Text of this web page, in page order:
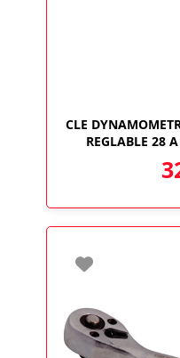
CLE
REGLABLE 28